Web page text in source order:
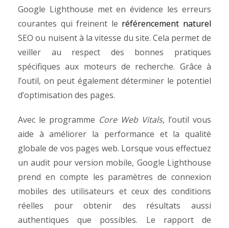
Google Lighthouse met en évidence les erreurs
courantes qui freinent le référencement naturel
SEO ou nuisent à la vitesse du site. Cela permet de
veiller au respect des bonnes pratiques
spécifiques aux moteurs de recherche. Grâce à
l’outil, on peut également déterminer le potentiel
d’optimisation des pages.
Avec le programme Core Web Vitals, l’outil vous
aide à améliorer la performance et la qualité
globale de vos pages web. Lorsque vous effectuez
un audit pour version mobile, Google Lighthouse
prend en compte les paramètres de connexion
mobiles des utilisateurs et ceux des conditions
réelles pour obtenir des résultats aussi
authentiques que possibles. Le rapport de